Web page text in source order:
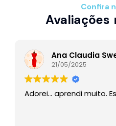
Confira
Avaliações
Ana Claudia
21/05/2025